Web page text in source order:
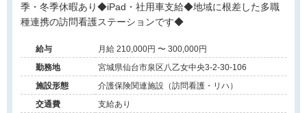
季・冬季休暇あり◆iPad・社用車支給◆地域に根差した多職
種連携の訪問看護ステーションです◆
給与
月給 210,000円 〜 300,000円
勤務地
宮城県仙台市泉区八乙女中央3-2-30-106
施設形態
介護保険関連施設（訪問看護・リハ）
交通費
支給あり